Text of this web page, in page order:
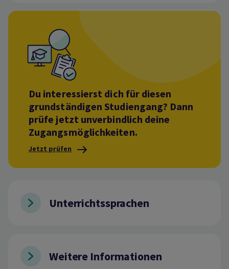
Du interessierst dich für diesen
grundständigen Studiengang? Dann
prüfe jetzt unverbindlich deine
Zugangsmöglichkeiten.
Jetzt prüfen
Unterrichtssprachen
Weitere Informationen